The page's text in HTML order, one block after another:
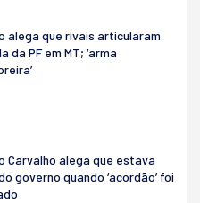
alega que rivais articularam
da PF em MT; ‘arma
Carvalho alega que estava
governo quando ‘acordão’ foi